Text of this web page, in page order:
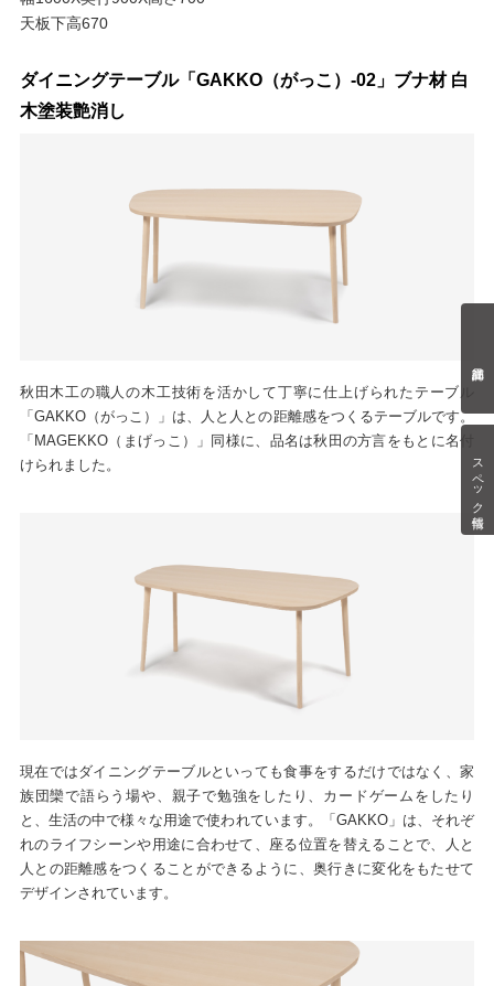
スペック情報
天板下高670
ダイニングテーブル「GAKKO（がっこ）-02」ブナ材 白
木塗装艶消し
秋田木工の職人の木工技術を活かして丁寧に仕上げられたテーブル
「GAKKO（がっこ）」は、人と人との距離感をつくるテーブルです。
「MAGEKKO（まげっこ）」同様に、品名は秋田の方言をもとに名付
けられました。
現在ではダイニングテーブルといっても食事をするだけではなく、家
族団欒で語らう場や、親子で勉強をしたり、カードゲームをしたり
と、生活の中で様々な用途で使われています。「GAKKO」は、それぞ
れのライフシーンや用途に合わせて、座る位置を替えることで、人と
人との距離感をつくることができるように、奥行きに変化をもたせて
デザインされています。